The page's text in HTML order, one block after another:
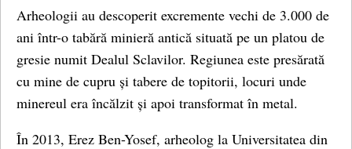
Arheologii au descoperit excremente vechi de 3.000 de
ani într-o tabără minieră antică situată pe un platou de
gresie numit Dealul Sclavilor. Regiunea este presărată
cu mine de cupru și tabere de topitorii, locuri unde
minereul era încălzit și apoi transformat în metal.
În 2013, Erez Ben-Yosef, arheolog la Universitatea din